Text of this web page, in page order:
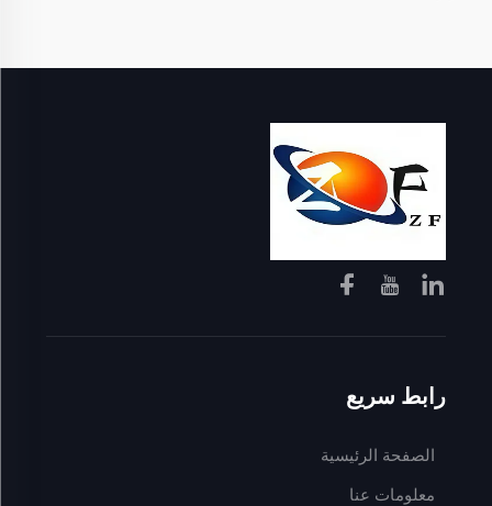
رابط سريع
الصفحة الرئيسية
معلومات عنا